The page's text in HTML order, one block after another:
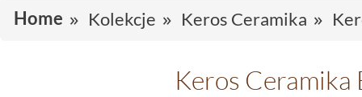
Home Kolekcje Keros Ceramika
Keros Ceramika